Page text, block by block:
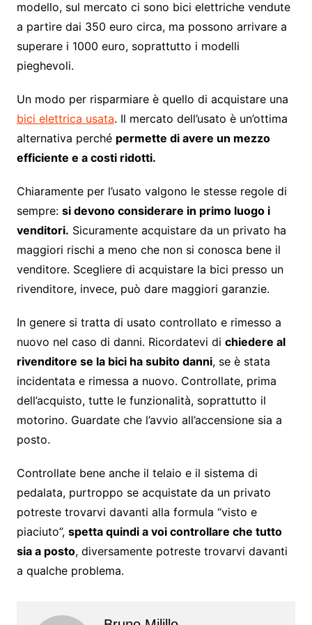
modello, sul mercato ci sono bici elettriche vendute
a partire dai 350 euro circa, ma possono arrivare a
superare i 1000 euro, soprattutto i modelli
pieghevoli.
Un modo per risparmiare è quello di acquistare una
bici elettrica usata. Il mercato dell’usato è un’ottima
alternativa perché permette di avere un mezzo
efficiente e a costi ridotti.
Chiaramente per l’usato valgono le stesse regole di
sempre: si devono considerare in primo luogo i
venditori. Sicuramente acquistare da un privato ha
maggiori rischi a meno che non si conosca bene il
venditore. Scegliere di acquistare la bici presso un
rivenditore, invece, può dare maggiori garanzie.
In genere si tratta di usato controllato e rimesso a
nuovo nel caso di danni. Ricordatevi di chiedere al
rivenditore se la bici ha subito danni, se è stata
incidentata e rimessa a nuovo. Controllate, prima
dell’acquisto, tutte le funzionalità, soprattutto il
motorino. Guardate che l’avvio all’accensione sia a
posto.
Controllate bene anche il telaio e il sistema di
pedalata, purtroppo se acquistate da un privato
potreste trovarvi davanti alla formula “visto e
piaciuto”, spetta quindi a voi controllare che tutto
sia a posto, diversamente potreste trovarvi davanti
a qualche problema.